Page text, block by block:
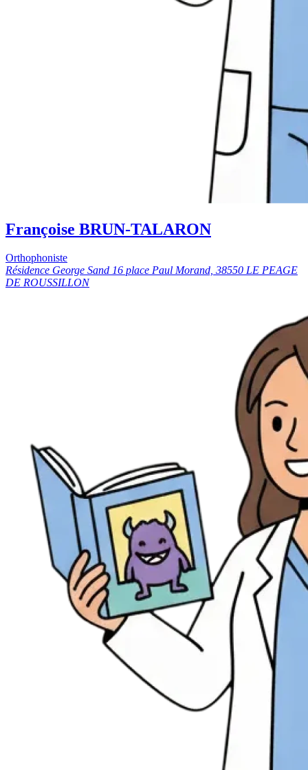
Françoise BRUN-TALARON
Orthophoniste
Résidence George Sand 16 place Paul Morand, 38550 LE PEAGE
DE ROUSSILLON